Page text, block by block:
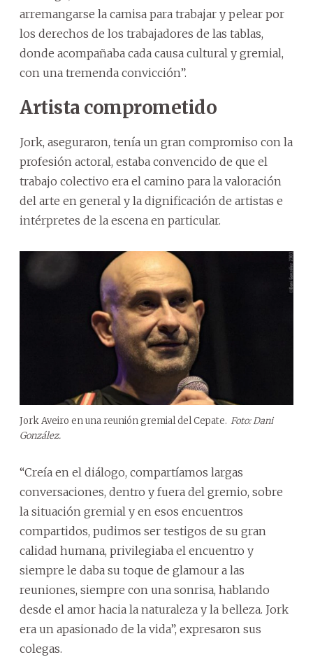
arremangarse la camisa para trabajar y pelear por
los derechos de los trabajadores de las tablas,
donde acompañaba cada causa cultural y gremial,
con una tremenda convicción”.
Artista comprometido
Jork, aseguraron, tenía un gran compromiso con la
profesión actoral, estaba convencido de que el
trabajo colectivo era el camino para la valoración
del arte en general y la dignificación de artistas e
intérpretes de la escena en particular.
Jork Aveiro en una reunión gremial del Cepate. Foto: Dani
González.
“Creía en el diálogo, compartíamos largas
conversaciones, dentro y fuera del gremio, sobre
la situación gremial y en esos encuentros
compartidos, pudimos ser testigos de su gran
calidad humana, privilegiaba el encuentro y
siempre le daba su toque de glamour a las
reuniones, siempre con una sonrisa, hablando
desde el amor hacia la naturaleza y la belleza. Jork
era un apasionado de la vida”, expresaron sus
colegas.